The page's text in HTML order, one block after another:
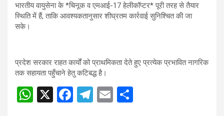
भारतीय वायुसेना के *चिनूक व एमआई-17 हेलीकॉप्टर* पूरी तरह से तैयार
स्थिति में हैं, ताकि आवश्यकतानुसार शीघ्रतम कार्रवाई सुनिश्चित की जा
सके।
प्रदेश सरकार राहत कार्यों को प्राथमिकता देते हुए प्रत्येक प्रभावित नागरिक
तक सहायता पहुँचाने हेतु कटिबद्ध है।
W X
F
T
E